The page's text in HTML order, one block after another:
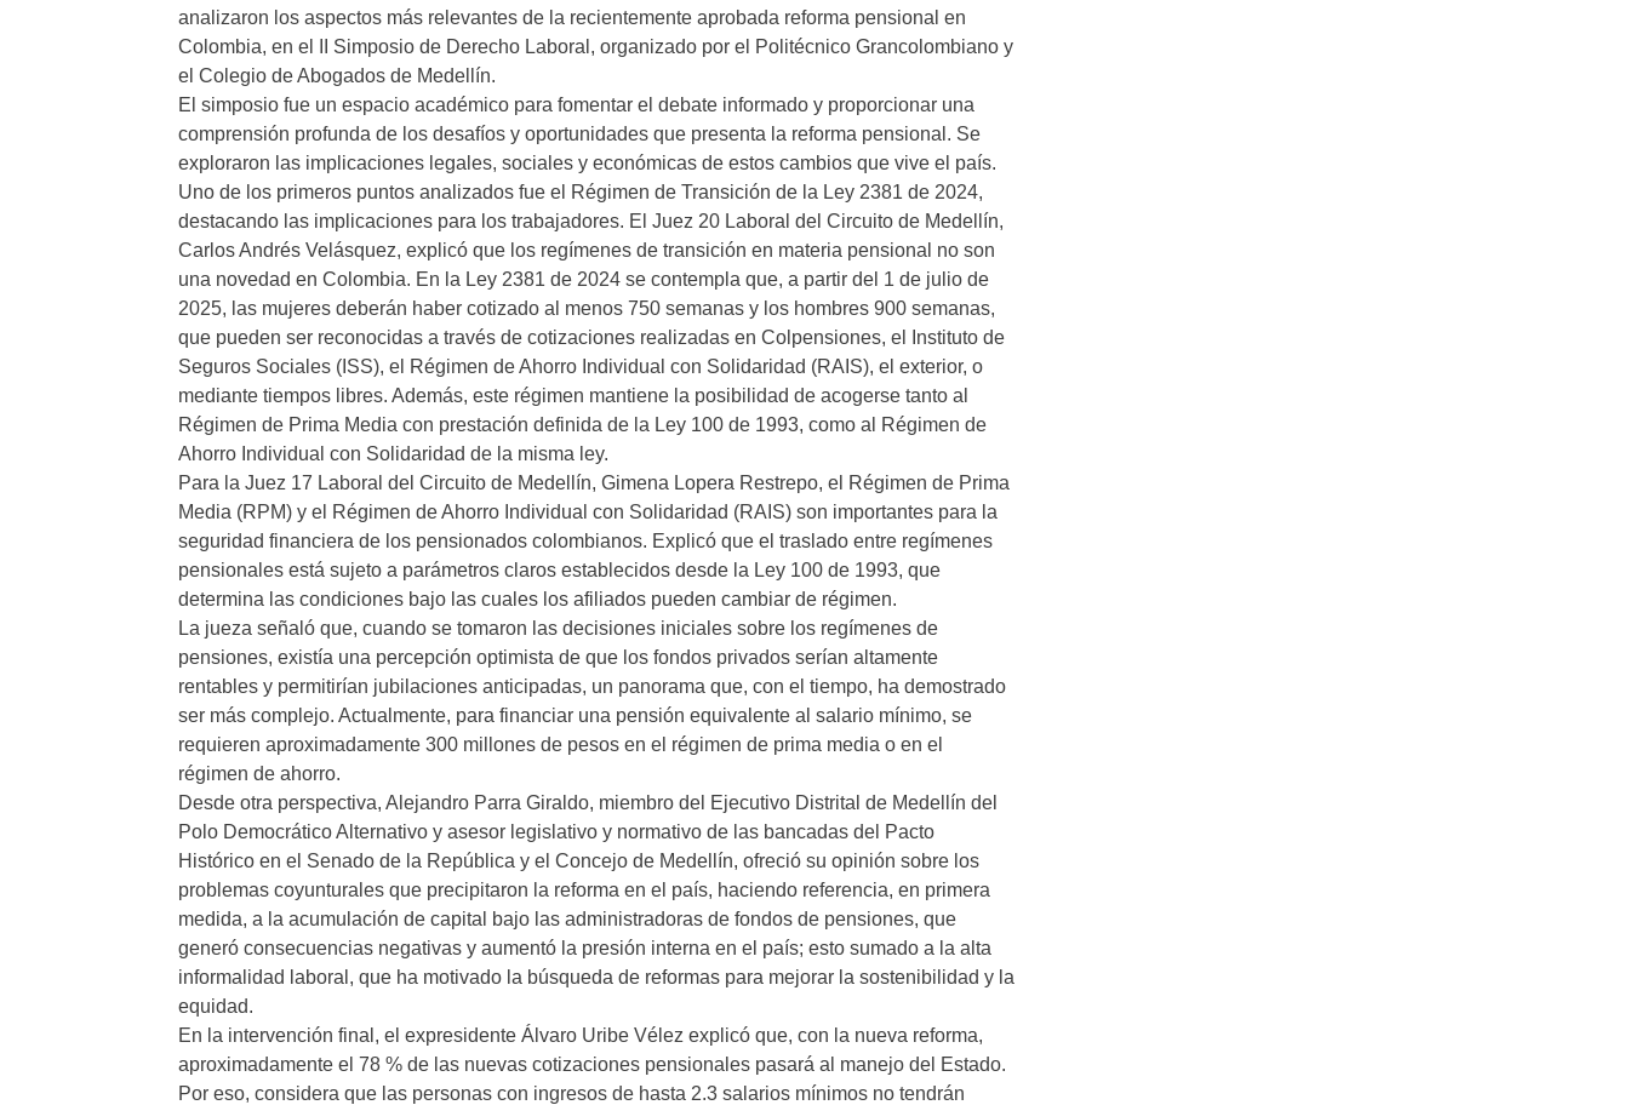
analizaron los aspectos más relevantes de la recientemente aprobada reforma pensional en
Colombia, en el II Simposio de Derecho Laboral, organizado por el Politécnico Grancolombiano y
el Colegio de Abogados de Medellín.
El simposio fue un espacio académico para fomentar el debate informado y proporcionar una
comprensión profunda de los desafíos y oportunidades que presenta la reforma pensional. Se
exploraron las implicaciones legales, sociales y económicas de estos cambios que vive el país.
Uno de los primeros puntos analizados fue el Régimen de Transición de la Ley 2381 de 2024,
destacando las implicaciones para los trabajadores. El Juez 20 Laboral del Circuito de Medellín,
Carlos Andrés Velásquez, explicó que los regímenes de transición en materia pensional no son
una novedad en Colombia. En la Ley 2381 de 2024 se contempla que, a partir del 1 de julio de
2025, las mujeres deberán haber cotizado al menos 750 semanas y los hombres 900 semanas,
que pueden ser reconocidas a través de cotizaciones realizadas en Colpensiones, el Instituto de
Seguros Sociales (ISS), el Régimen de Ahorro Individual con Solidaridad (RAIS), el exterior, o
mediante tiempos libres. Además, este régimen mantiene la posibilidad de acogerse tanto al
Régimen de Prima Media con prestación definida de la Ley 100 de 1993, como al Régimen de
Ahorro Individual con Solidaridad de la misma ley.
Para la Juez 17 Laboral del Circuito de Medellín, Gimena Lopera Restrepo, el Régimen de Prima
Media (RPM) y el Régimen de Ahorro Individual con Solidaridad (RAIS) son importantes para la
seguridad financiera de los pensionados colombianos. Explicó que el traslado entre regímenes
pensionales está sujeto a parámetros claros establecidos desde la Ley 100 de 1993, que
determina las condiciones bajo las cuales los afiliados pueden cambiar de régimen.
La jueza señaló que, cuando se tomaron las decisiones iniciales sobre los regímenes de
pensiones, existía una percepción optimista de que los fondos privados serían altamente
rentables y permitirían jubilaciones anticipadas, un panorama que, con el tiempo, ha demostrado
ser más complejo. Actualmente, para financiar una pensión equivalente al salario mínimo, se
requieren aproximadamente 300 millones de pesos en el régimen de prima media o en el
régimen de ahorro.
Desde otra perspectiva, Alejandro Parra Giraldo, miembro del Ejecutivo Distrital de Medellín del
Polo Democrático Alternativo y asesor legislativo y normativo de las bancadas del Pacto
Histórico en el Senado de la República y el Concejo de Medellín, ofreció su opinión sobre los
problemas coyunturales que precipitaron la reforma en el país, haciendo referencia, en primera
medida, a la acumulación de capital bajo las administradoras de fondos de pensiones, que
generó consecuencias negativas y aumentó la presión interna en el país; esto sumado a la alta
informalidad laboral, que ha motivado la búsqueda de reformas para mejorar la sostenibilidad y la
equidad.
En la intervención final, el expresidente Álvaro Uribe Vélez explicó que, con la nueva reforma,
aproximadamente el 78 % de las nuevas cotizaciones pensionales pasará al manejo del Estado.
Por eso, considera que las personas con ingresos de hasta 2.3 salarios mínimos no tendrán